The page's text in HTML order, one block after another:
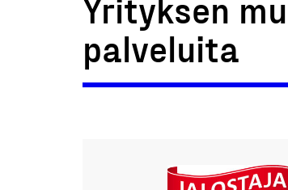
Yrityksen
palveluita